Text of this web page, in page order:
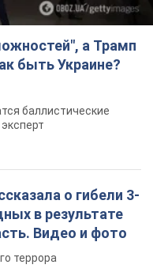
а Трамп
быть Украине?
баллистические
о гибели 3-
в результате
Видео и фото
террора